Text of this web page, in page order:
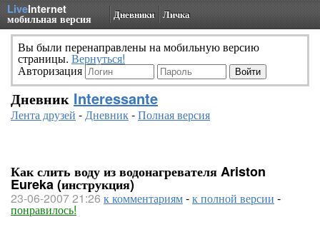
LiveInternet
мобильная версия Дневники Личка
Вы были перенаправлены на мобильную версию
страницы. Вернуться!
Авторизация
Дневник Interessante
Лента друзей -Дневник-Полная версия
Как слить воду из водонагревателя Ariston
Eureka (инструкция)
23-06-2007 21:26 к комментариям-к полной версии -
понравилось!